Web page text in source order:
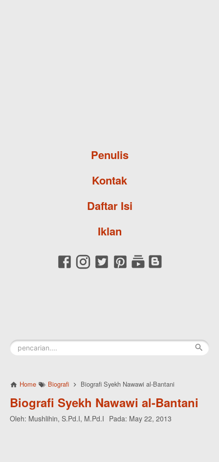
Penulis
Kontak
Daftar Isi
Iklan
Home Biografi Biografi Syekh Nawawi al-Bantani
Biografi Syekh Nawawi al-Bantani
Oleh: Mushlihin, S.Pd.I, M.Pd.I Pada: May 22, 2013